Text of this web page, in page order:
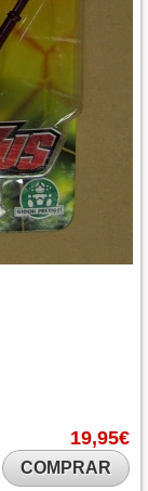
19,95€
COMPRAR